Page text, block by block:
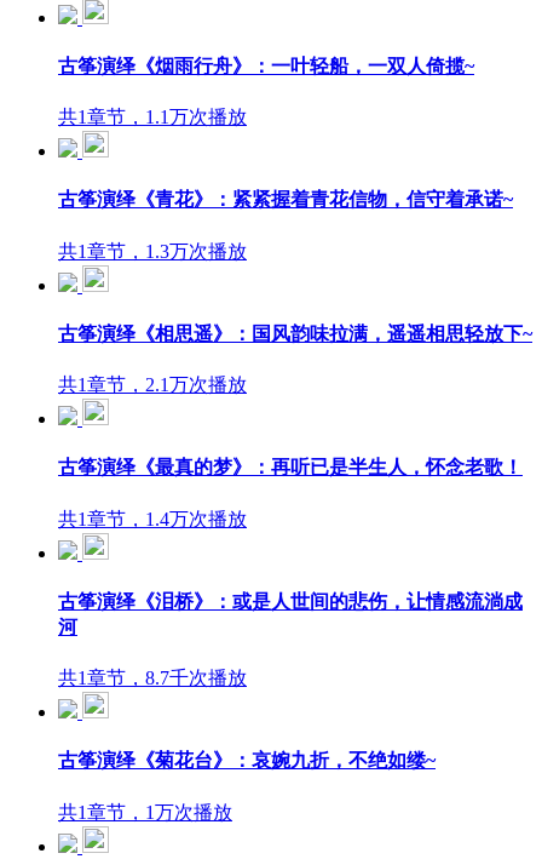
古筝演绎《烟雨行舟》：一叶轻船，一双人倚揽~
共1章节，1.1万次播放
古筝演绎《青花》：紧紧握着青花信物，信守着承诺~
共1章节，1.3万次播放
古筝演绎《相思遥》：国风韵味拉满，遥遥相思轻放下~
共1章节，2.1万次播放
古筝演绎《最真的梦》：再听已是半生人，怀念老歌！
共1章节，1.4万次播放
古筝演绎《泪桥》：或是人世间的悲伤，让情感流淌成
河
共1章节，8.7千次播放
古筝演绎《菊花台》：哀婉九折，不绝如缕~
共1章节，1万次播放